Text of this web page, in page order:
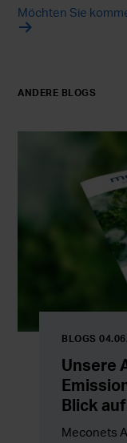
Möchten Sie
ANDERE BLOGS
BLOGS
Unsere
Blick
Meconets